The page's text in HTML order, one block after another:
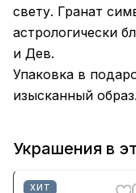
свету. Гранат
астрологически
и Дев.
Упаковка в
изысканный образ.
Украшения в
ХИТ